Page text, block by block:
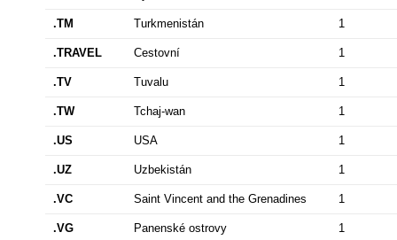
.TM Turkmenistán 1
.TRAVEL Cestovní 1
.TV Tuvalu 1
.TW Tchaj-wan 1
.US USA 1
.UZ Uzbekistán 1
.VC Saint Vincent and the Grenadines 1
.VG Panenské ostrovy 1